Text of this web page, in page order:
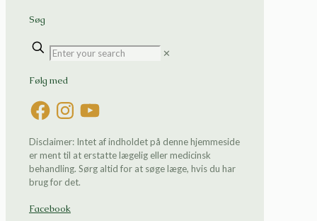
Søg
✕
Følg med
FacebookInstagramYouTube
Disclaimer: Intet af indholdet på denne hjemmeside
er ment til at erstatte lægelig eller medicinsk
behandling. Sørg altid for at søge læge, hvis du har
brug for det.
Facebook